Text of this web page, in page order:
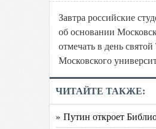
Завтра российские
об основании
отмечать в день
Московского
ЧИТАЙТЕ ТАКЖЕ:
» Путин откроет